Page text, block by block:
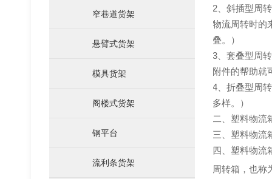
窄巷道货架
悬臂式货架
模具货架
阁楼式货架
钢平台
流利条货架
2、斜插型周
物流周转时的
叠。）
3、套叠型周
附件的帮助就
4、折叠型周
多样。）
二、塑料物流
三、塑料物流
四、塑料物流
周转箱，也称